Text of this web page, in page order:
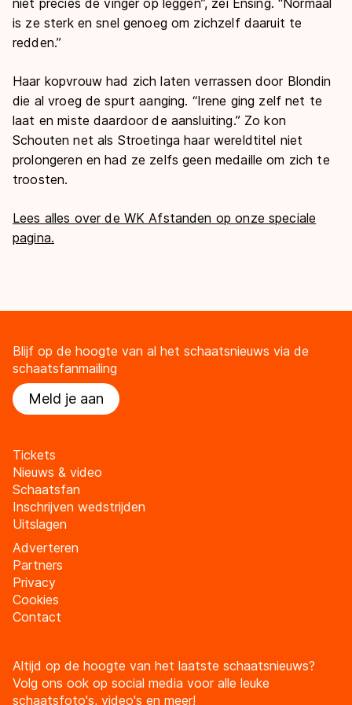
is ze sterk en snel genoeg om zichzelf daaruit te
redden.”
Haar kopvrouw had zich laten verrassen door Blondin
die al vroeg de spurt aanging. “Irene ging zelf net te
laat en miste daardoor de aansluiting.” Zo kon
Schouten net als Stroetinga haar wereldtitel niet
prolongeren en had ze zelfs geen medaille om zich te
troosten.
Lees alles over de WK Afstanden op onze speciale
pagina.
Blijf op de hoogte van al het schaatsnieuws via de
schaatsfanmailing
Meld je aan
Tickets
Nieuws & video
Schaatsfan
Inschrijven wedstrijden
Uitslagen
Adverteren
Partners
Privacy
Cookies
Contact
Altijd op de hoogte van het laatste schaatsnieuws?
Volg ons ook op social media voor alle leuke
schaatsfoto's, video's en meer!